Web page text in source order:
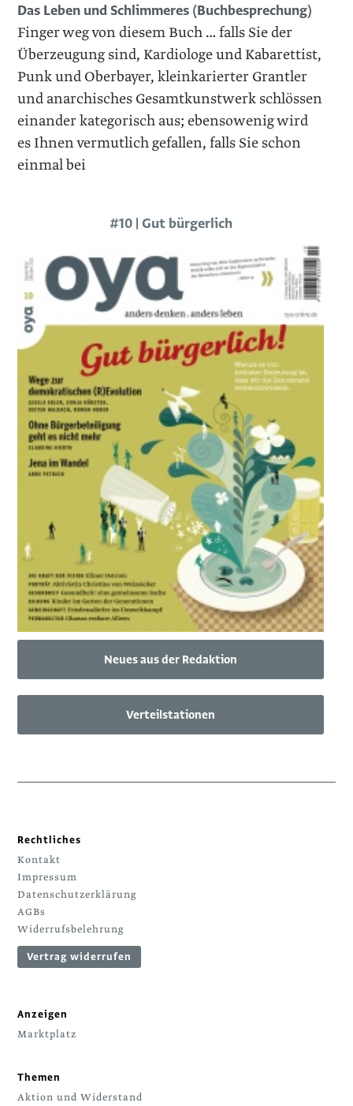
Das Leben und Schlimmeres (Buchbesprechung)
Finger weg von diesem Buch … falls Sie der
Überzeugung sind, Kardiologe und Kabarettist,
Punk und Oberbayer, kleinkarierter Grantler
und anarchisches Gesamtkunstwerk schlössen
einander kategorisch aus; ebensowenig wird
es Ihnen vermutlich gefallen, falls Sie schon
einmal bei
#10 | Gut bürgerlich
Neues aus der Redaktion
Verteilstationen
Rechtliches
Kontakt
Impressum
Datenschutzerklärung
AGBs
Widerrufsbelehrung
Vertrag widerrufen
Anzeigen
Marktplatz
Themen
Aktion und Widerstand